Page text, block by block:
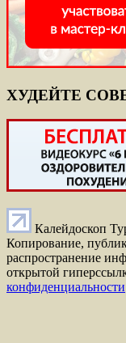
ХУДЕЙТЕ
Калейдоскоп
Копирование,
распространение
открытой
конфиденциальности